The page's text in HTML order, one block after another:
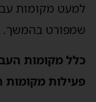
למעט מקומות
שמפורט בהמשך.
כלל מקומות
פעילות מקומות